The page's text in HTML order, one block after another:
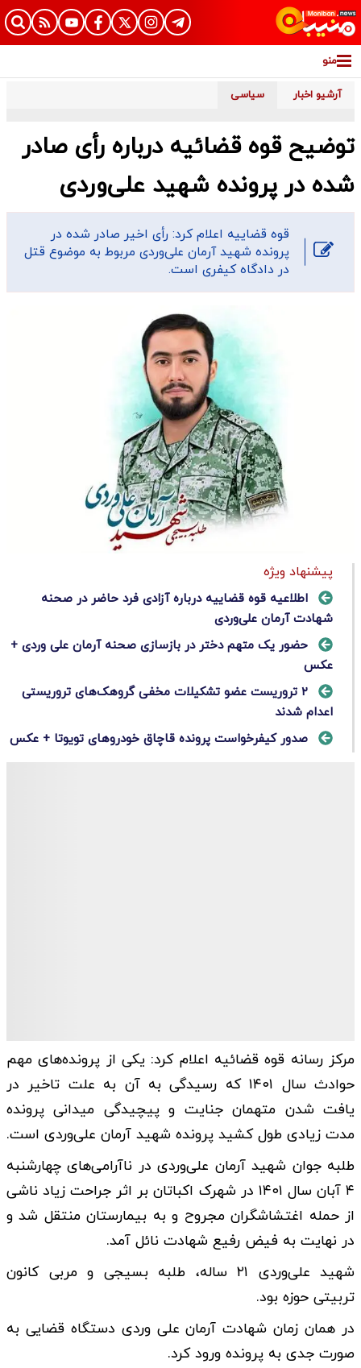
منو
آرشیو اخبار سیاسی
توضیح قوه قضائیه درباره رأی صادر
شده در پرونده شهید علی‌وردی
قوه قضاییه اعلام کرد: رأی اخیر صادر شده در
پرونده شهید آرمان علی‌وردی مربوط به موضوع قتل
در دادگاه کیفری است.
پیشنهاد ویژه
اطلاعیه قوه قضاییه درباره آزادی فرد حاضر در صحنه
شهادت آرمان علی‌وردی
حضور یک متهم دختر در بازسازی صحنه آرمان علی وردی +
عکس
۲ تروریست عضو تشکیلات مخفی گروهک‌های تروریستی
اعدام شدند
صدور کیفرخواست پرونده قاچاق خودروهای تویوتا + عکس
مرکز رسانه قوه قضائیه اعلام کرد: یکی از پرونده‌های مهم
حوادث سال ۱۴۰۱ که رسیدگی به آن به علت تاخیر در
یافت شدن متهمان جنایت و پیچیدگی میدانی پرونده
مدت زیادی طول کشید پرونده شهید آرمان علی‌وردی است.
طلبه جوان شهید آرمان علی‌وردی در ناآرامی‌های چهارشنبه
۴ آبان سال ۱۴۰۱ در شهرک اکباتان بر اثر جراحت زیاد ناشی
از حمله اغتشاشگران مجروح و به بیمارستان منتقل شد و
در نهایت به فیض رفیع شهادت نائل آمد.
شهید علی‌وردی ۲۱ ساله، طلبه بسیجی و مربی کانون
تربیتی حوزه بود.
در همان زمان شهادت آرمان علی وردی دستگاه قضایی به
صورت جدی به پرونده ورود کرد.